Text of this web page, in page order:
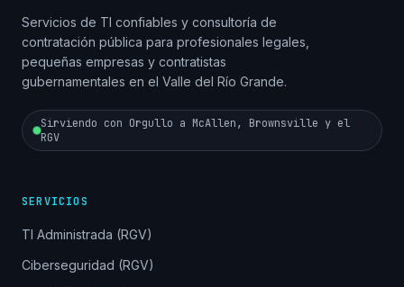
Servicios de TI confiables y consultoría de
contratación pública para profesionales legales,
pequeñas empresas y contratistas
gubernamentales en el Valle del Río Grande.
Sirviendo con Orgullo a McAllen, Brownsville y el
RGV
SERVICIOS
TI Administrada (RGV)
Ciberseguridad (RGV)